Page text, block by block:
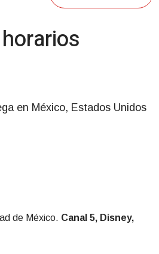
en México, Estados Unidos
de México. Canal 5, Disney,